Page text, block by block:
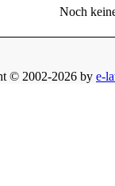
Noch
© 2002-2026 by e-